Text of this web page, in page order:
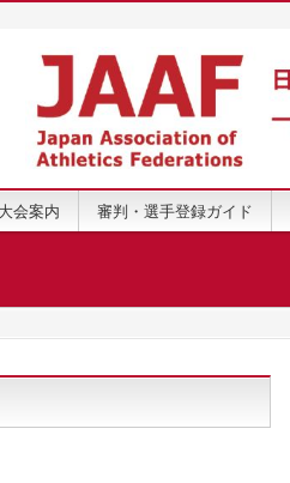
会案内 審判・選手登録ガイド